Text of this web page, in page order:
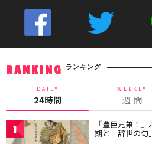
RANKING ランキング
DAILY
24時間
WEEKLY
週 間
1 『豊臣兄弟！
期と「辞世の